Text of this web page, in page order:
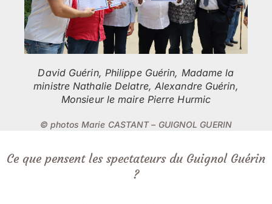
David Guérin, Philippe Guérin, Madame la
ministre Nathalie Delatre, Alexandre Guérin,
Monsieur le maire Pierre Hurmic
© photos Marie CASTANT – GUIGNOL GUERIN
Ce que pensent les spectateurs du Guignol Guérin
?